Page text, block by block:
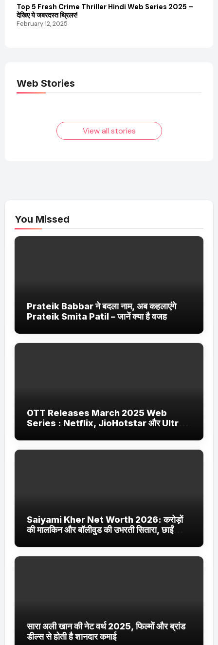
Top 5 Fresh Crime Thriller Hindi Web Series 2025 –
देखिए ये जबरदस्त थ्रिलर!
February 12, 2025
Web Stories
Elvish Yadav: एक
आम लड़के से यूट्यूबर
फिल्मों का जादू और उनका
View all stories
You Missed
Prateik Babbar ने बदला नाम, अब कहलाएंगे
Prateik Smita Patil – जानें क्या है वजह
OTT Releases March 2025 Web
Series : Netflix, JioHotstar और Ultra
Saiyami Kher Net Worth 2026: करोड़ों
की मालकिन और बॉलीवुड की उभरती सितारा, छाईं
सारा अली खान की नेट वर्थ 2025, फिल्मों और ब्रांड
डील्स से होती है शानदार कमाई